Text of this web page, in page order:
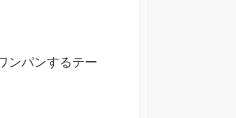
ンパンするテー